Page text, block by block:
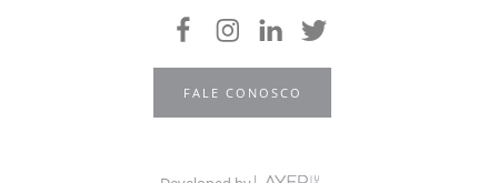
FALE CONOSCO